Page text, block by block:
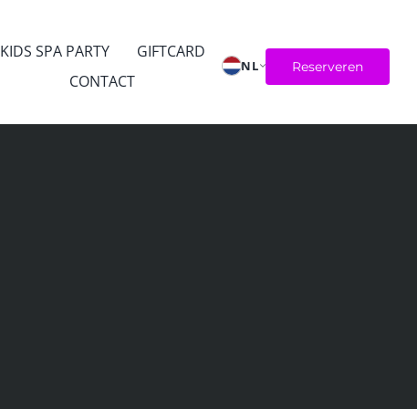
KIDS SPA PARTY
GIFTCARD
CONTACT
NL Reserveren